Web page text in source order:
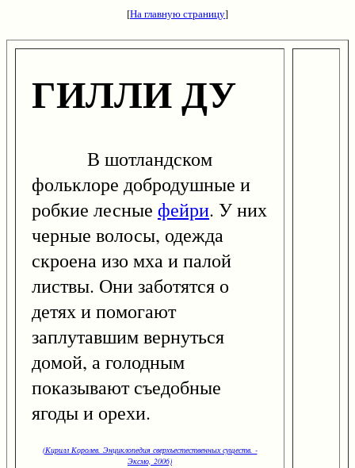
[На главную страницу]
ГИЛЛИ ДУ
В шотландском
фольклоре добродушные и
робкие лесные фейри. У них
черные волосы, одежда
скроена изо мха и палой
листвы. Они заботятся о
детях и помогают
заплутавшим вернуться
домой, а голодным
показывают съедобные
ягоды и орехи.
(Кирилл Королев. Энциклопедия сверхъестественных существ. -
Эксмо, 2006)